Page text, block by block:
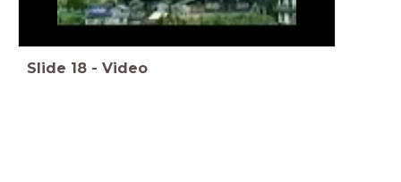
Slide 18 - Video